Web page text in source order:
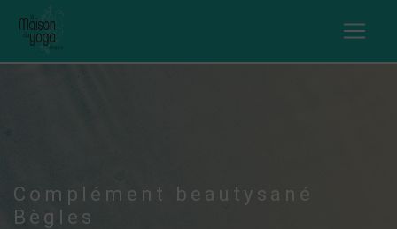
Complément beautysané
Bègles
Panneau de gestion des cookies